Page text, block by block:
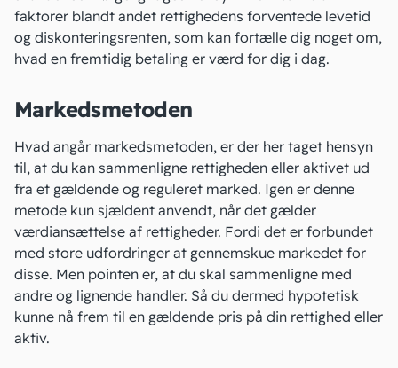
faktorer blandt andet rettighedens forventede levetid
og diskonteringsrenten, som kan fortælle dig noget om,
hvad en fremtidig betaling er værd for dig i dag.
Markedsmetoden
Hvad angår markedsmetoden, er der her taget hensyn
til, at du kan sammenligne rettigheden eller aktivet ud
fra et gældende og reguleret marked. Igen er denne
metode kun sjældent anvendt, når det gælder
værdiansættelse af rettigheder. Fordi det er forbundet
med store udfordringer at gennemskue markedet for
disse. Men pointen er, at du skal sammenligne med
andre og lignende handler. Så du dermed hypotetisk
kunne nå frem til en gældende pris på din rettighed eller
aktiv.